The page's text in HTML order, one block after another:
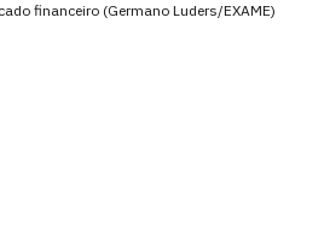
financeiro (Germano Luders/EXAME)